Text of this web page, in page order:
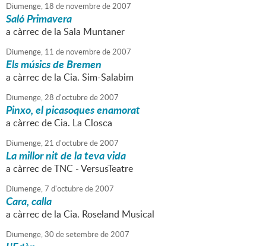
Diumenge, 18 de novembrede2007
Saló Primavera
a càrrec de la Sala Muntaner
Diumenge, 11 de novembrede2007
Els músics de Bremen
a càrrec de la Cia. Sim-Salabim
Diumenge,28 d'octubrede2007
Pinxo, el picasoques enamorat
a càrrec de Cia. La Closca
Diumenge,21 d'octubrede2007
La millor nit de la teva vida
a càrrec de TNC - VersusTeatre
Diumenge,7 d'octubrede2007
Cara, calla
a càrrec de la Cia. Roseland Musical
Diumenge,30 desetembrede2007